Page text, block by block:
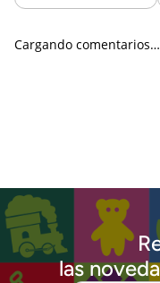
Cargando comentarios…
las